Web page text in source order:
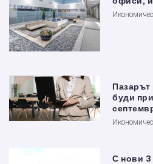
Пазарът
буди
С нови 3